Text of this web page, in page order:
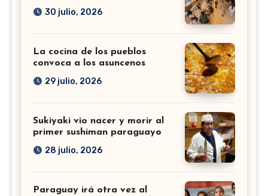
30 julio, 2026
La cocina de los pueblos
convoca a los asuncenos
29 julio, 2026
Sukiyaki vio nacer y morir al
primer sushiman paraguayo
28 julio, 2026
Paraguay irá otra vez al